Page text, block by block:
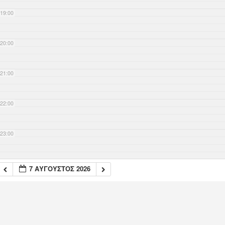
19:00
20:00
21:00
22:00
23:00
7 ΑΎΓΟΥΣΤΟΣ 2026